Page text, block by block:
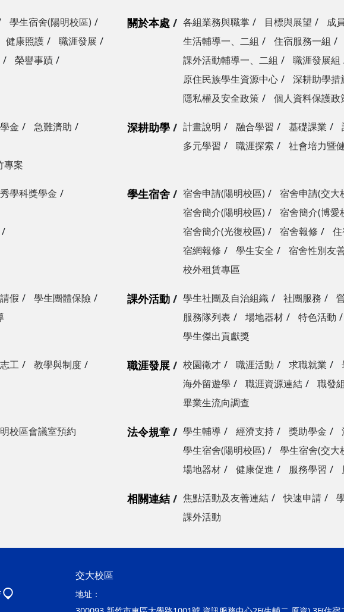
學生宿舍(陽明校區)
健康照護
職涯發展
榮譽事蹟
關於本處 各組業務與職掌 目標與展望 成
生活輔導一、二組
住宿服務一組
課外活動輔導一、二組
職涯發展組
原住民族學生資源中心
深耕助學措
隱私權及安全政策
個人資料保護政
金
急難濟助
專案
深耕助學 計畫說明 融合學習 基礎課業
多元學習
職涯探索 社會培力暨
學科獎學金
學生宿舍 宿舍申請(陽明校區)
宿舍申請(交大
宿舍簡介(陽明校區)
宿舍簡介(博愛
宿舍簡介(光復校區)
宿舍報修
宿網報修
學生安全
宿舍性別友
校外租賃專區
假
學生團體保險
課外活動 學生社團及自治組織 社團服務
服務隊列表
場地器材 特色活動
學生傑出貢獻獎
工
教學與制度
職涯發展 校園徵才 職涯活動 求職就業
海外留遊學
職涯資源連結
職發
畢業生流向調查
校區會議室預約 法令規章 學生輔導 經濟支持 獎助學金
學生宿舍(陽明校區)
學生宿舍(交大
場地器材
健康促進 服務學習
相關連結 焦點活動及友善連結 快速申請
課外活動
交大校區
地址：